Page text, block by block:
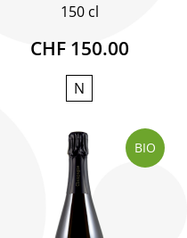
150 cl
CHF 150.00
N
BIO